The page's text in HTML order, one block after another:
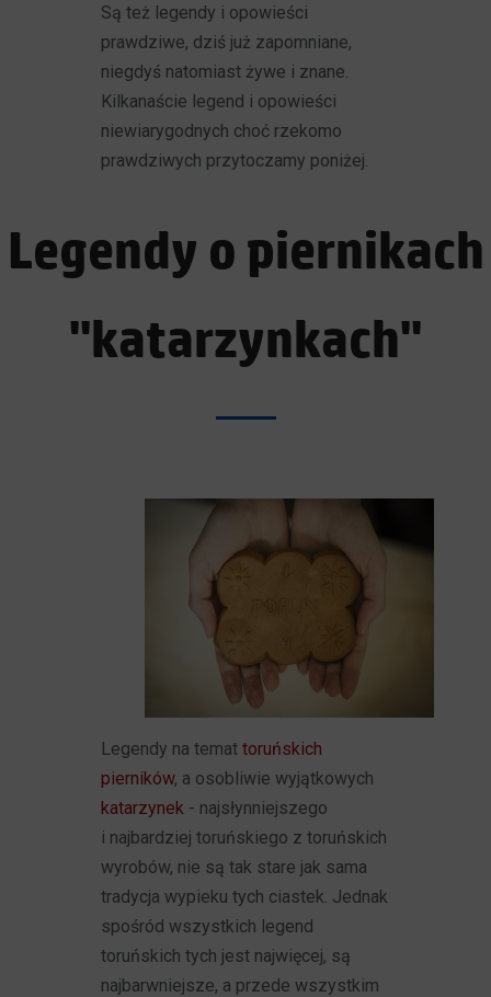
Są też legendy i opowieści
prawdziwe, dziś już zapomniane,
niegdyś natomiast żywe i znane.
Kilkanaście legend i opowieści
niewiarygodnych choć rzekomo
prawdziwych przytoczamy poniżej.
Legendy o piernikach
"katarzynkach"
Legendy na temattoruńskich
pierników, a osobliwie wyjątkowych
katarzynek - najsłynniejszego
i najbardziej toruńskiego z toruńskich
wyrobów, nie są tak stare jak sama
tradycja wypieku tych ciastek. Jednak
spośród wszystkich legend
toruńskich tych jest najwięcej, są
najbarwniejsze, a przede wszystkim